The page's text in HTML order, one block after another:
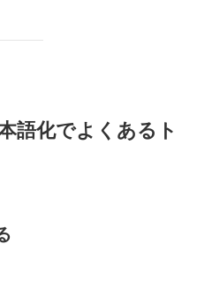
語化でよくあるト